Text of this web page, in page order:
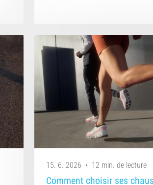
15. 6. 2026 • 12 min. de lecture
Comment choisir ses